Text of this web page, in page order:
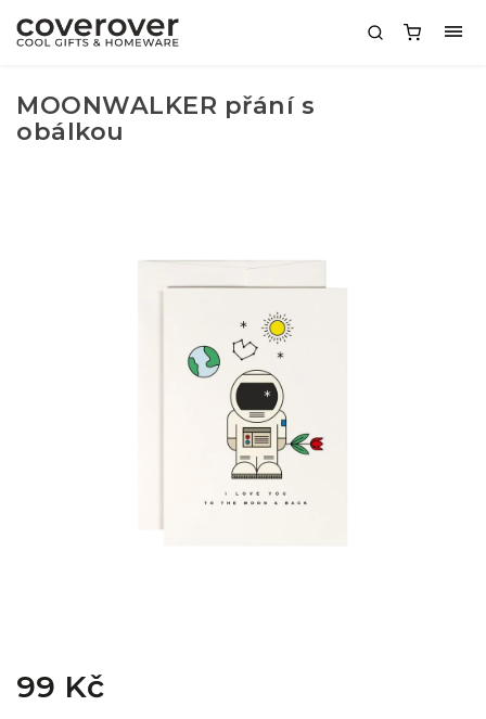
MOONWALKER přání s
obálkou
99 Kč